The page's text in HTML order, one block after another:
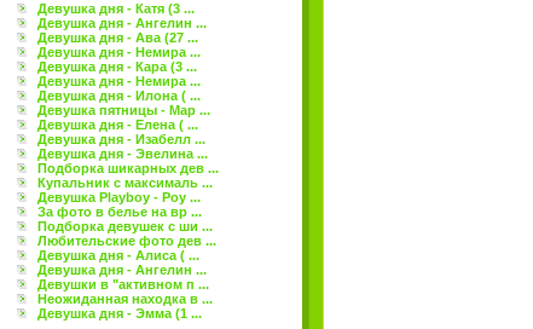
Девушка дня - Катя (3 ...
Девушка дня - Ангелин ...
Девушка дня - Ава (27 ...
Девушка дня - Немира ...
Девушка дня - Кара (3 ...
Девушка дня - Немира ...
Девушка дня - Илона ( ...
Девушка пятницы - Мар ...
Девушка дня - Елена ( ...
Девушка дня - Изабелл ...
Девушка дня - Эвелина ...
Подборка шикарных дев ...
Купальник с максималь ...
Девушка Playboy - Роу ...
За фото в белье на вр ...
Подборка девушек с ши ...
Любительские фото дев ...
Девушка дня - Алиса ( ...
Девушка дня - Ангелин ...
Девушки в "активном п ...
Неожиданная находка в ...
Девушка дня - Эмма (1 ...